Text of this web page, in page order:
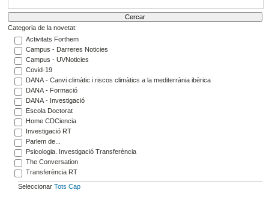
Categoria de la novetat:
Activitats Forthem
Campus - Darreres Noticies
Campus - UVNoticies
Covid-19
DANA - Canvi climàtic i riscos climàtics a la mediterrània ibèrica
DANA - Formació
DANA - Investigació
Escola Doctorat
Home CDCiencia
Investigació RT
Parlem de...
Psicologia. Investigació Transferència
The Conversation
Transferència RT
Seleccionar Tots Cap